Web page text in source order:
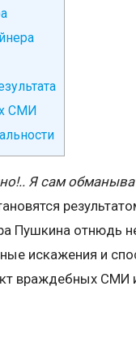
СМИ
Я сам
Пушкина
искажения и
враждебных СМИ